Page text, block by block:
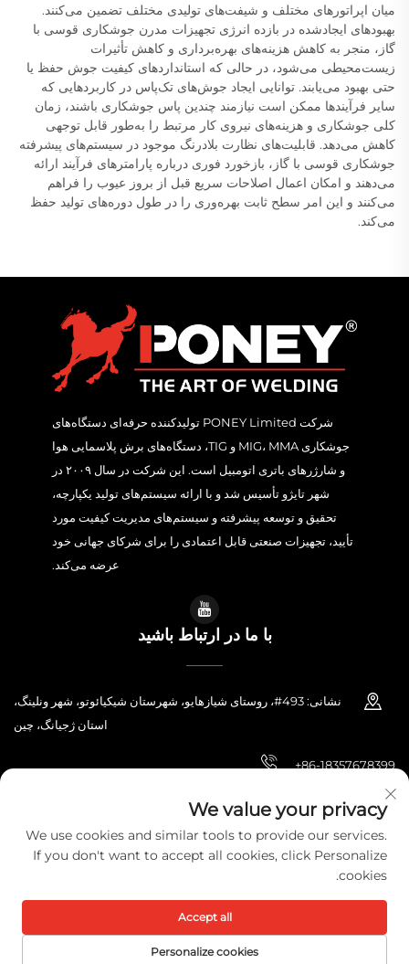
میان اپراتورهای مختلف و شیفت‌های تولیدی مختلف تضمین می‌کنند.
بهبودهای ایجادشده در بازده انرژی تجهیزات مدرن جوشکاری قوسی با
گاز، منجر به کاهش هزینه‌های بهره‌برداری و کاهش تأثیرات
زیست‌محیطی می‌شود، در حالی که استانداردهای کیفیت جوش حفظ یا
حتی بهبود می‌یابند. توانایی ایجاد جوش‌های تک‌پاس در کاربردهایی که
سایر فرآیندها ممکن است نیازمند چندین پاس جوشکاری باشند، زمان
کلی جوشکاری و هزینه‌های نیروی کار مرتبط را به‌طور قابل توجهی
کاهش می‌دهد. قابلیت‌های نظارت بلادرنگ موجود در سیستم‌های پیشرفته
جوشکاری قوسی با گاز، بازخورد فوری درباره پارامترهای فرآیند ارائه
می‌دهند و امکان اعمال اصلاحات سریع قبل از بروز عیوب را فراهم
می‌کنند و این امر سطح ثابت بهره‌وری را در طول دوره‌های تولید حفظ
می‌کند.
شرکت PONEY Limited تولیدکننده حرفه‌ای دستگاه‌های
جوشکاری MIG، MMA و TIG، دستگاه‌های برش پلاسمایی هوا
و شارژرهای باتری اتومبیل است. این شرکت در سال ۲۰۰۹ در
شهر تایژو تأسیس شد و با ارائه سیستم‌های تولید یکپارچه،
تحقیق و توسعه پیشرفته و سیستم‌های مدیریت کیفیت مورد
تأیید، تجهیزات صنعتی قابل اعتمادی را برای شرکای جهانی خود
عرضه می‌کند.
با ما در ارتباط باشید
نشانی: 493#، روستای شیازهایو، شهرستان شیکیائوتو، شهر ونلینگ،
استان ژجیانگ، چین
+86-18357678399
[email protected]
حق تقدم © 2026 شرکت الکتریک زهجیانگ پونی. تمامی حقوق محفوظ است.
سیاست حفظ حریم خصوصی
We value your privacy
We use cookies and similar tools to provide our services.
If you don't want to accept all cookies, click Personalize
cookies.
Personalize cookies
Accept all